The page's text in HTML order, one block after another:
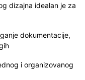
dizajna idealan je za
dokumentacije,
i organizovanog